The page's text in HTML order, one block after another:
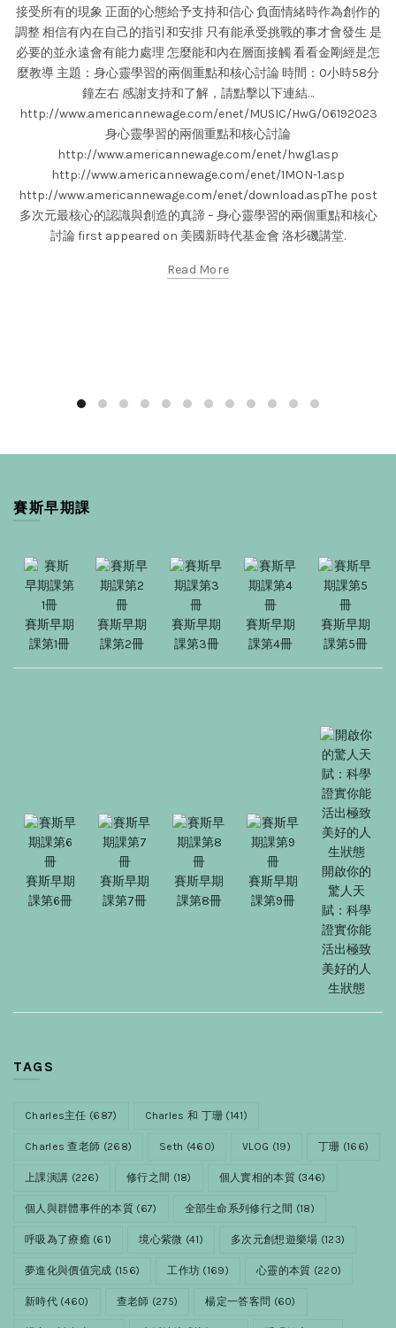
接受所有的現象 正面的心態給予支持和信心 負面情緒時作為創作的
調整 相信有內在自己的指引和安排 只有能承受挑戰的事才會發生 是
必要的並永遠會有能力處理 怎麼能和內在層面接觸 看看金剛經是怎
麼教導 主題：身心靈學習的兩個重點和核心討論 時間：0小時58分
鐘左右 感謝支持和了解，請點擊以下連結…
http://www.americannewage.com/enet/MUSIC/HwG/06192023
身心靈學習的兩個重點和核心討論
http://www.americannewage.com/enet/hwg1.asp
http://www.americannewage.com/enet/1MON-1.asp
http://www.americannewage.com/enet/download.aspThe post
多次元最核心的認識與創造的真諦 – 身心靈學習的兩個重點和核心
討論 first appeared on 美國新時代基金會 洛杉磯講堂.
Read More
賽斯早期課
賽斯早期
課第1冊
賽斯早期
課第2冊
賽斯早期
課第3冊
賽斯早期
課第4冊
賽斯早期
課第5冊
賽斯早期
課第6冊
賽斯早期
課第7冊
賽斯早期
課第8冊
賽斯早期
課第9冊
開啟你的
驚人天
賦：科學
證實你能
活出極致
美好的人
生狀態
TAGS
Charles主任 (687) Charles 和 丁珊 (141)
Charles 查老師 (268) Seth (460) VLOG (19) 丁珊 (166)
上課演講 (226) 修行之間 (18) 個人實相的本質(346)
個人與群體事件的本質 (67) 全部生命系列修行之間 (18)
呼吸為了療癒 (61) 境心紫微 (41) 多次元創想遊樂場 (123)
夢進化與價值完成 (156) 工作坊 (169) 心靈的本質 (220)
新時代(460) 查老師 (275) 楊定一答客問 (60)